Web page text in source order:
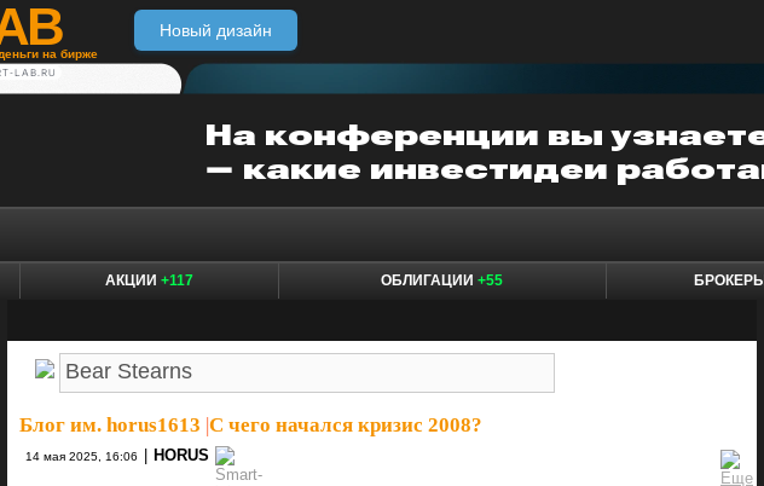
на бирже
Новый дизайн
LAB.RU
АКЦИИ +117 ОБЛИГАЦИИ +55 БРОКЕРЫ
Блог им. horus1613 С чего начался кризис 2008?
14 мая 2025, 16:06 HORUS